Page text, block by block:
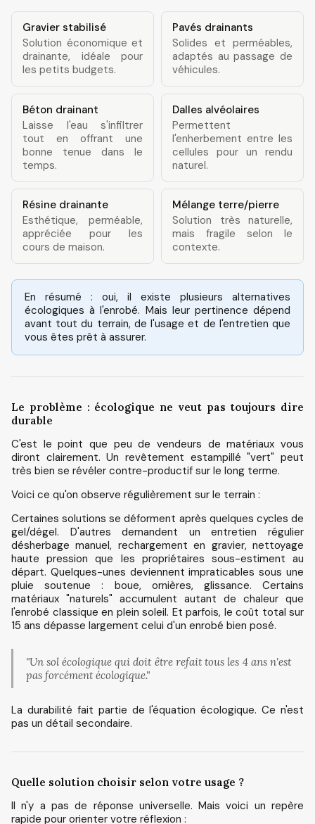
Gravier stabilisé
Solution économique et
drainante, idéale pour
les petits budgets.
Pavés drainants
Solides et perméables,
adaptés au passage de
véhicules.
Béton drainant
Laisse l'eau s'infiltrer
tout en offrant une
bonne tenue dans le
temps.
Dalles alvéolaires
Permettent
l'enherbement entre les
cellules pour un rendu
naturel.
Résine drainante
Esthétique, perméable,
appréciée pour les
cours de maison.
Mélange terre/pierre
Solution très naturelle,
mais fragile selon le
contexte.
En résumé : oui, il existe plusieurs alternatives
écologiques à l'enrobé. Mais leur pertinence dépend
avant tout du terrain, de l'usage et de l'entretien que
vous êtes prêt à assurer.
Le problème : écologique ne veut pas toujours dire
durable
C'est le point que peu de vendeurs de matériaux vous
diront clairement. Un revêtement estampillé "vert" peut
très bien se révéler contre-productif sur le long terme.
Voici ce qu'on observe régulièrement sur le terrain :
Certaines solutions se déforment après quelques cycles de
gel/dégel. D'autres demandent un entretien régulier
désherbage manuel, rechargement en gravier, nettoyage
haute pression que les propriétaires sous-estiment au
départ. Quelques-unes deviennent impraticables sous une
pluie soutenue : boue, ornières, glissance. Certains
matériaux "naturels" accumulent autant de chaleur que
l'enrobé classique en plein soleil. Et parfois, le coût total sur
15 ans dépasse largement celui d'un enrobé bien posé.
"Un sol écologique qui doit être refait tous les 4 ans n'est
pas forcément écologique."
La durabilité fait partie de l'équation écologique. Ce n'est
pas un détail secondaire.
Quelle solution choisir selon votre usage ?
Il n'y a pas de réponse universelle. Mais voici un repère
rapide pour orienter votre réflexion :